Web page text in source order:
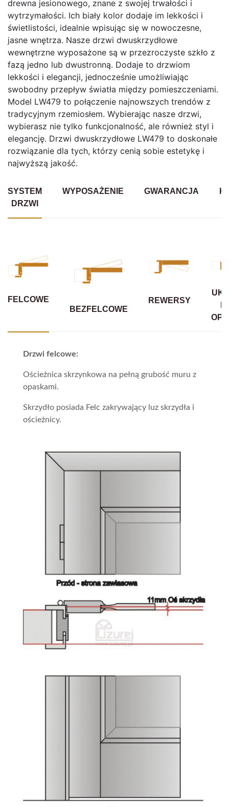
drewna jesionowego, znane z swojej trwałości i
wytrzymałości. Ich biały kolor dodaje im lekkości i
świetlistości, idealnie wpisując się w nowoczesne,
jasne wnętrza. Nasze drzwi dwuskrzydłowe
wewnętrzne wyposażone są w przezroczyste szkło z
fazą jedno lub dwustronną. Dodaje to drzwiom
lekkości i elegancji, jednocześnie umożliwiając
swobodny przepływ światła między pomieszczeniami.
Model LW479 to połączenie najnowszych trendów z
tradycyjnym rzemiosłem. Wybierając nasze drzwi,
wybierasz nie tylko funkcjonalność, ale również styl i
elegancję. Drzwi dwuskrzydłowe LW479 to doskonałe
rozwiązanie dla tych, którzy cenią sobie estetykę i
najwyższą jakość.
SYSTEM
DRZWI
WYPOSAŻENIE GWARANCJA
FELCOWE
BEZFELCOWE
REWERSY
Drzwi felcowe:
Ościeżnica skrzynkowa na pełną grubość muru z
opaskami.
Skrzydło posiada Felc zakrywający luz skrzydła i
ościeżnicy.